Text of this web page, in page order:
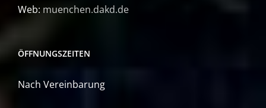
Web: muenchen.dakd.de
ÖFFNUNGSZEITEN
Nach Vereinbarung